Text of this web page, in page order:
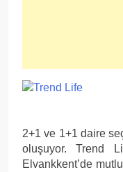
2+1 ve 1+1 daire
oluşuyor. Trend
Elvankkent’de